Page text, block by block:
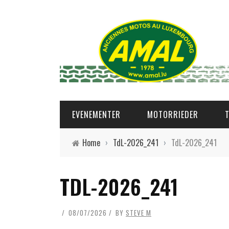
EVENEMENTER MOTORRIEDER
Home › TdL-2026_241 › TdL-2026_241
TDL-2026_241
08/07/2026 BY STEVE M